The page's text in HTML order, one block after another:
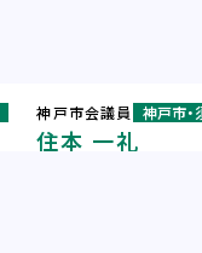
神戸市会議員 神戸市・
住本 一礼